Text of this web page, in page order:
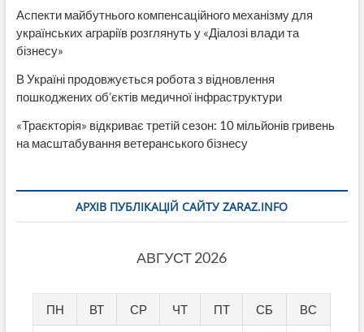
Аспекти майбутнього компенсаційного механізму для
українських аграріїв розглянуть у «Діалозі влади та
бізнесу»
В Україні продовжується робота з відновлення
пошкоджених об’єктів медичної інфраструктури
«Траєкторія» відкриває третій сезон: 10 мільйонів гривень
на масштабування ветеранського бізнесу
АРХІВ ПУБЛІКАЦІЙ САЙТУ ZARAZ.INFO
АВГУСТ 2026
ПН ВТ СР ЧТ ПТ СБ ВС